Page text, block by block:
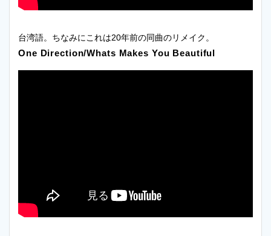
台湾語。ちなみにこれは20年前の同曲のリメイク。
One Direction/Whats Makes You Beautiful